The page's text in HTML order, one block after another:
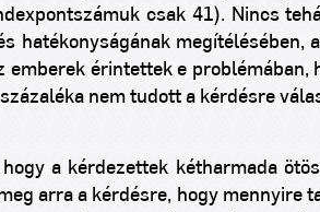
csak 41). Nincs
hatékonyságának megítélésében,
emberek érintettek e problémában,
nem tudott a kérdésre
a kérdezettek kétharmada
arra a kérdésre, hogy mennyire